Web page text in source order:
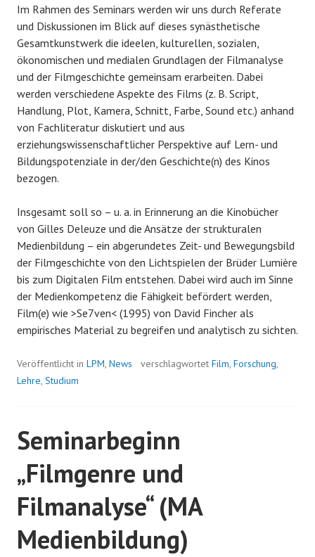
Im Rahmen des Seminars werden wir uns durch Referate
und Diskussionen im Blick auf dieses synästhetische
Gesamtkunstwerk die ideelen, kulturellen, sozialen,
ökonomischen und medialen Grundlagen der Filmanalyse
und der Filmgeschichte gemeinsam erarbeiten. Dabei
werden verschiedene Aspekte des Films (z. B. Script,
Handlung, Plot, Kamera, Schnitt, Farbe, Sound etc.) anhand
von Fachliteratur diskutiert und aus
erziehungswissenschaftlicher Perspektive auf Lern- und
Bildungspotenziale in der/den Geschichte(n) des Kinos
bezogen.
Insgesamt soll so – u. a. in Erinnerung an die Kinobücher
von Gilles Deleuze und die Ansätze der strukturalen
Medienbildung – ein abgerundetes Zeit- und Bewegungsbild
der Filmgeschichte von den Lichtspielen der Brüder Lumière
bis zum Digitalen Film entstehen. Dabei wird auch im Sinne
der Medienkompetenz die Fähigkeit befördert werden,
Film(e) wie >Se7ven< (1995) von David Fincher als
empirisches Material zu begreifen und analytisch zu sichten.
Veröffentlicht in LPM, News verschlagwortet Film, Forschung,
Lehre, Studium
Seminarbeginn
„Filmgenre und
Filmanalyse“ (MA
Medienbildung)